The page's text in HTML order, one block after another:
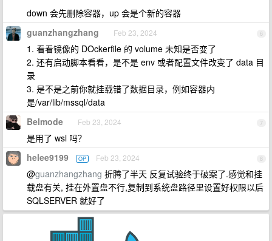
down 会先删除容器，up 会是个新的容器
6
guanzhangzhang Feb 23, 2024
1. 看看镜像的 DOckerfile 的 volume 未知是否变了
2. 还有启动脚本看看，是不是 env 或者配置文件改变了 data 目
录
3. 是不是之前你就挂载错了数据目录，例如容器内
是/var/lib/mssql/data
7
Belmode Feb 23, 2024
是用了 wsl 吗？
8
helee9199 OP Feb 23, 2024
@guanzhangzhang 折腾了半天 反复试验终于破案了.感觉和挂
载盘有关, 挂在外置盘不行,复制到系统盘路径里设置好权限以后
SQLSERVER 就好了